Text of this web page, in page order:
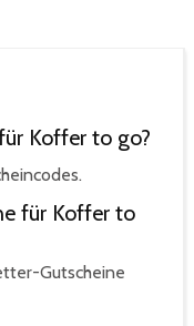
Koffer to go?
für Koffer to
Gutscheine